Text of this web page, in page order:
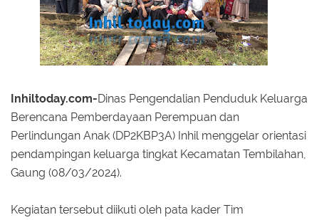
Inhiltoday.com-Dinas Pengendalian Penduduk Keluarga
Berencana Pemberdayaan Perempuan dan
Perlindungan Anak (DP2KBP3A) Inhil menggelar orientasi
pendampingan keluarga tingkat Kecamatan Tembilahan,
Gaung (08/03/2024).
Kegiatan tersebut diikuti oleh pata kader Tim